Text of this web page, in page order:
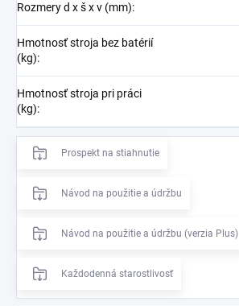
Rozmery d x š x v (mm):
Hmotnosť stroja bez batérií
(kg):
Hmotnosť stroja pri práci
(kg):
Prospekt na stiahnutie
Návod na použitie a údržbu
Návod na použitie a údržbu (verzia Plus)
Každodenná starostlivosť